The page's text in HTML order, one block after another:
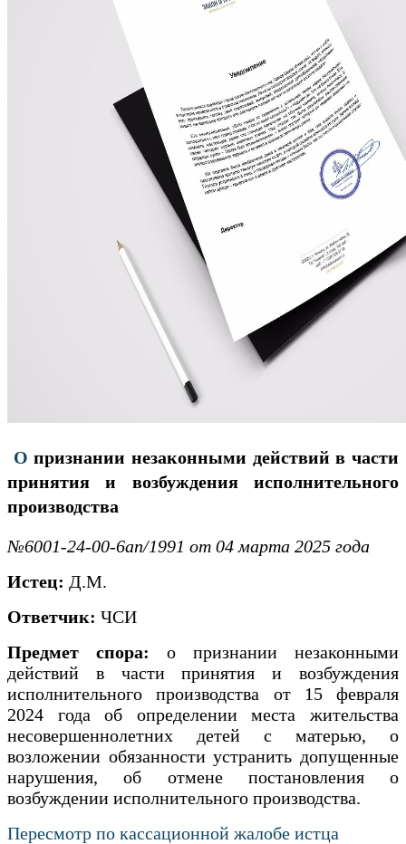
О признании незаконными действий в части
принятия и возбуждения исполнительного
производства
№6001-24-00-6ап/1991 от 04 марта 2025 года
Истец: Д.М.
Ответчик: ЧСИ
Предмет спора: о признании незаконными
действий в части принятия и возбуждения
исполнительного производства от 15 февраля
2024 года об определении места жительства
несовершеннолетних детей с матерью, о
возложении обязанности устранить допущенные
нарушения, об отмене постановления о
возбуждении исполнительного производства.
Пересмотр по кассационной жалобе истца